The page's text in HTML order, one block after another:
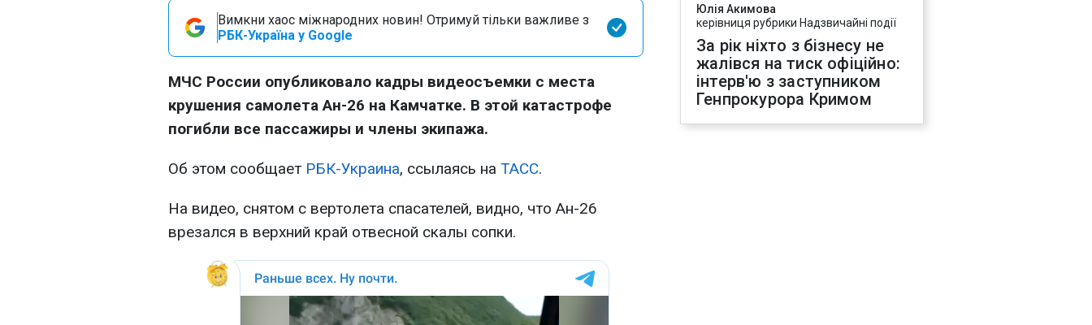
Вимкни хаос міжнародних новин! Отримуй тільки важливе з
РБК-Україна у Google
МЧС России опубликовало кадры видеосъемки с места
крушения самолета Ан-26 на Камчатке. В этой катастрофе
погибли все пассажиры и члены экипажа.
Об этом сообщает РБК-Украина, ссылаясь на ТАСС.
На видео, снятом с вертолета спасателей, видно, что Ан-26
врезался в верхний край отвесной скалы сопки.
Юлія Акимова
керівниця рубрики Надзвичайні події
За рік ніхто з бізнесу не
жалівся на тиск офіційно:
інтерв'ю з заступником
Генпрокурора Кримом